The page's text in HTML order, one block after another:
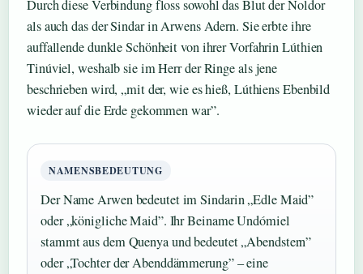
Durch diese Verbindung floss sowohl das Blut der Noldor
als auch das der Sindar in Arwens Adern. Sie erbte ihre
auffallende dunkle Schönheit von ihrer Vorfahrin Lúthien
Tinúviel, weshalb sie im Herr der Ringe als jene
beschrieben wird, „mit der, wie es hieß, Lúthiens Ebenbild
wieder auf die Erde gekommen war”.
NAMENSBEDEUTUNG
Der Name Arwen bedeutet im Sindarin „Edle Maid”
oder „königliche Maid”. Ihr Beiname Undómiel
stammt aus dem Quenya und bedeutet „Abendstern”
oder „Tochter der Abenddämmerung” – eine